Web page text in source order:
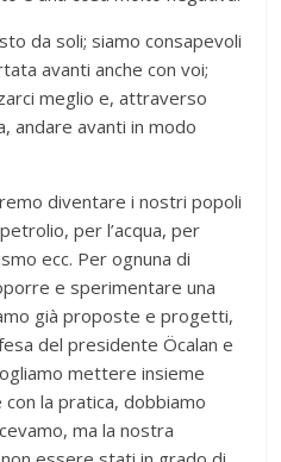
da soli; siamo consapevoli
avanti anche con voi;
meglio e, attraverso
andare avanti in modo
diventare i nostri popoli
per l’acqua, per
ecc. Per ognuna di
e sperimentare una
già proposte e progetti,
del presidente Öcalan e
mettere insieme
la pratica, dobbiamo
ma la nostra